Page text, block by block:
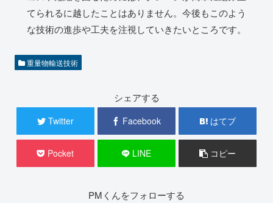
てられるに越したことはありません。今後もこのよう
な技術の進歩や工夫を注視していきたいところです。
重量物輸送技術
シェアする
Twitter Facebook はてブ
Pocket LINE コピー
PMくんをフォローする